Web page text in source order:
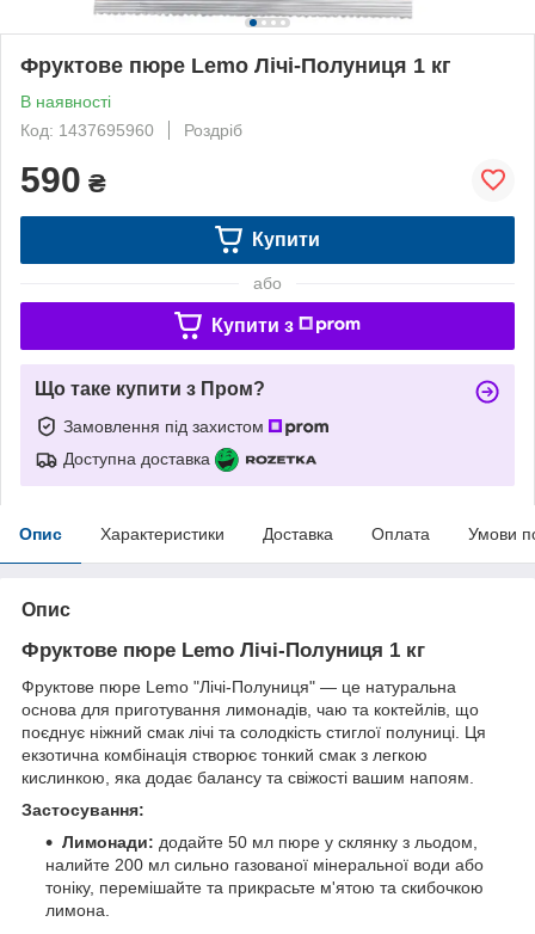
Фруктове пюре Lemo Лічі-Полуниця 1 кг
В наявності
Код: 1437695960
Роздріб
590 ₴
Купити
або
Купити з
Що таке купити з Пром?
Замовлення під захистом
Доступна доставка
Опис Характеристики Доставка Оплата Умови
Опис
Фруктове пюре Lemo Лічі-Полуниця 1 кг
Фруктове пюре Lemo "Лічі-Полуниця" — це натуральна
основа для приготування лимонадів, чаю та коктейлів, що
поєднує ніжний смак лічі та солодкість стиглої полуниці. Ця
екзотична комбінація створює тонкий смак з легкою
кислинкою, яка додає балансу та свіжості вашим напоям.
Застосування:
Лимонади: додайте 50 мл пюре у склянку з льодом,
налийте 200 мл сильно газованої мінеральної води або
тоніку, перемішайте та прикрасьте м'ятою та скибочкою
лимона.